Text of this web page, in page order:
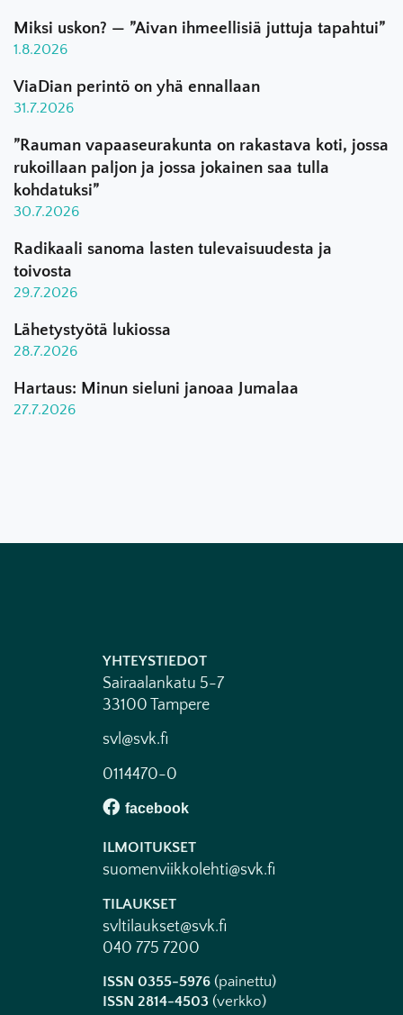
Miksi uskon? — ”Aivan ihmeellisiä juttuja tapahtui”
1.8.2026
ViaDian perintö on yhä ennallaan
31.7.2026
”Rauman vapaaseurakunta on rakastava koti, jossa
rukoillaan paljon ja jossa jokainen saa tulla
kohdatuksi”
30.7.2026
Radikaali sanoma lasten tulevaisuudesta ja
toivosta
29.7.2026
Lähetystyötä lukiossa
28.7.2026
Hartaus: Minun sieluni janoaa Jumalaa
27.7.2026
YHTEYSTIEDOT
Sairaalankatu 5-7
33100 Tampere
svl@svk.fi
0114470-0
ILMOITUKSET
suomenviikkolehti@svk.fi
TILAUKSET
svltilaukset@svk.fi
040 775 7200
ISSN 0355-5976 (painettu)
ISSN 2814-4503 (verkko)